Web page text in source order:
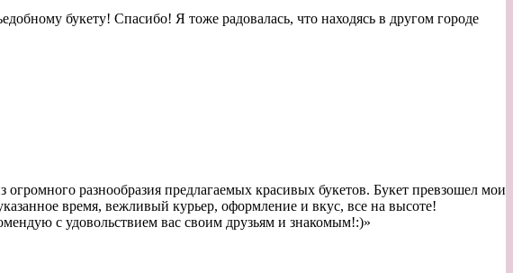
букету! Спасибо! Я тоже радовалась, что находясь в другом городе
разнообразия предлагаемых красивых букетов. Букет превзошел мои
время, вежливый курьер, оформление и вкус, все на высоте!
с удовольствием вас своим друзьям и знакомым!:)»